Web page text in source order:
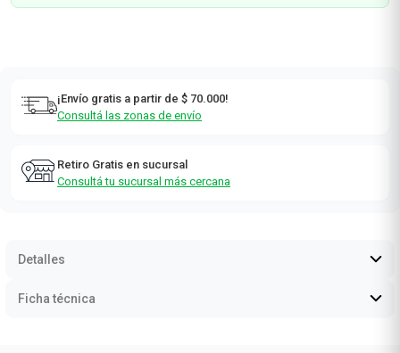
¡Envío gratis a partir de $ 70.000!
Consultá las zonas de envío
Retiro Gratis en sucursal
Consultá tu sucursal más cercana
Detalles
Ficha técnica